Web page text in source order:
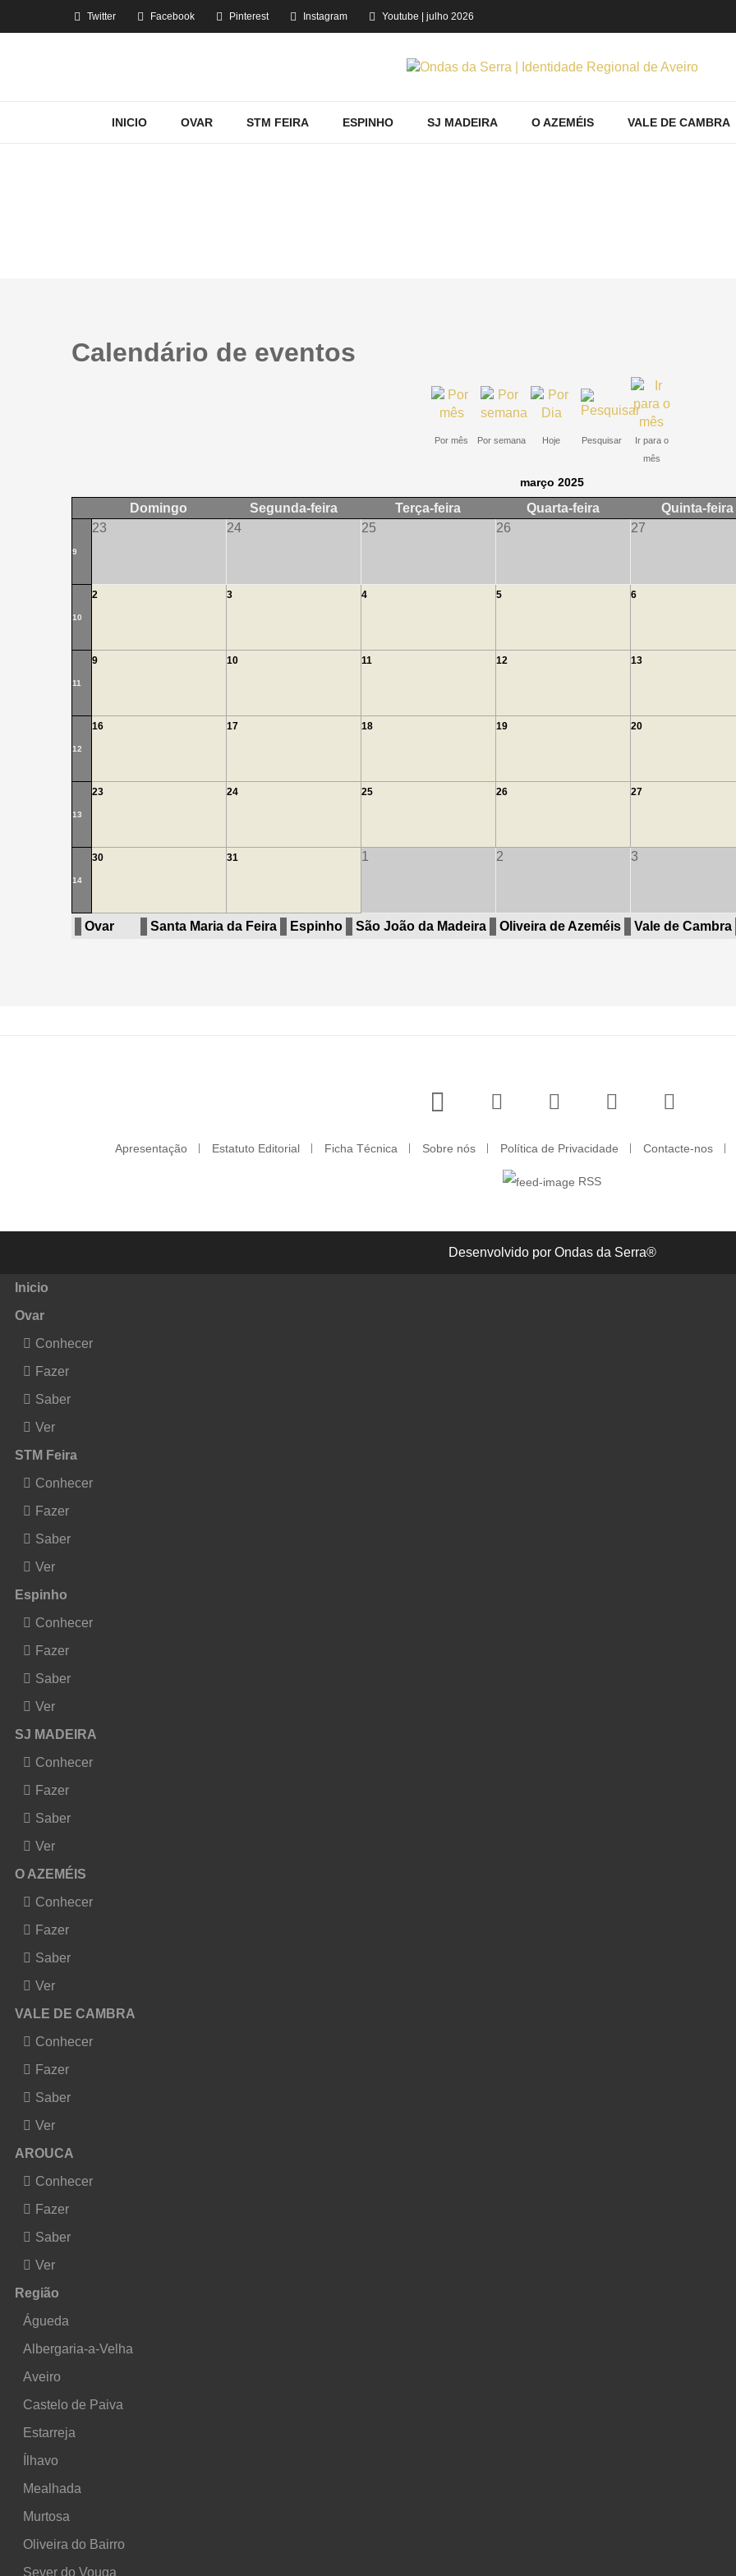
Twitter Facebook Pinterest Instagram Youtube | julho 2026
INICIO OVAR STM FEIRA ESPINHO SJ MADEIRA O AZEMÉIS VALE DE CAMBRA
Calendário de eventos
Por mês Por semana Hoje Pesquisar
Ir para o
mês
março 2025
Domingo Segunda-feira Terça-feira Quarta-feira Quinta-feira
9
23 24 25 26 27
10
2 3 4 5 6
11
9 10 11 12 13
12
16 17 18 19 20
13
23 24 25 26 27
14
30 31 1 2 3
Ovar Santa Maria da Feira Espinho São João da Madeira Oliveira de Azeméis Vale de Cambra
Apresentação Estatuto Editorial Ficha Técnica Sobre nós Política de Privacidade Contacte-nos
RSS
Desenvolvido por Ondas da Serra®
Inicio
Ovar
Conhecer
Fazer
Saber
Ver
STM Feira
Conhecer
Fazer
Saber
Ver
Espinho
Conhecer
Fazer
Saber
Ver
SJ MADEIRA
Conhecer
Fazer
Saber
Ver
O AZEMÉIS
Conhecer
Fazer
Saber
Ver
VALE DE CAMBRA
Conhecer
Fazer
Saber
Ver
AROUCA
Conhecer
Fazer
Saber
Ver
Região
Águeda
Albergaria-a-Velha
Aveiro
Castelo de Paiva
Estarreja
Ílhavo
Mealhada
Murtosa
Oliveira do Bairro
Sever do Vouga